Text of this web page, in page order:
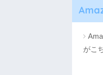
がこ